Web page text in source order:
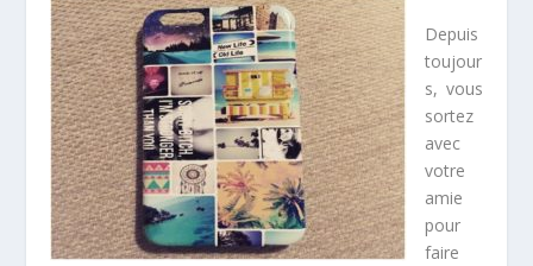
Depuis
toujour
s, vous
sortez
avec
votre
amie
pour
faire